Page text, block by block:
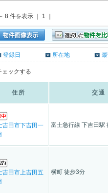
8 件を表示 ｜ 1 ｜
登録日 所在地
ェックする
住所 交通
吉田市下吉田一
富士急行線 下吉田駅
吉田市上吉田五
横町 徒歩3分